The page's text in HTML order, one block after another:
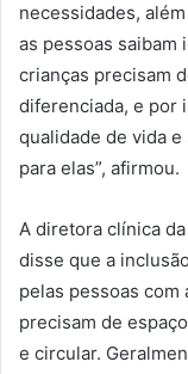
necessidades,
as pessoas saibam
crianças precisam
diferenciada, e por
qualidade de vida
para elas”, afirmou.
A diretora clínica da
disse que a
pelas pessoas com
precisam de
e circular.